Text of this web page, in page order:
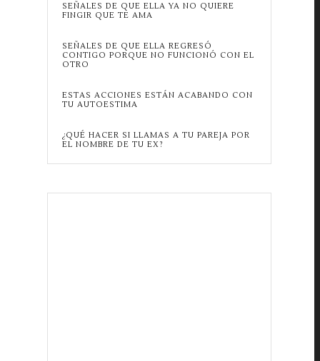
SEÑALES DE QUE ELLA YA NO QUIERE
FINGIR QUE TE AMA
SEÑALES DE QUE ELLA REGRESÓ
CONTIGO PORQUE NO FUNCIONÓ CON EL
OTRO
ESTAS ACCIONES ESTÁN ACABANDO CON
TU AUTOESTIMA
¿QUÉ HACER SI LLAMAS A TU PAREJA POR
EL NOMBRE DE TU EX?